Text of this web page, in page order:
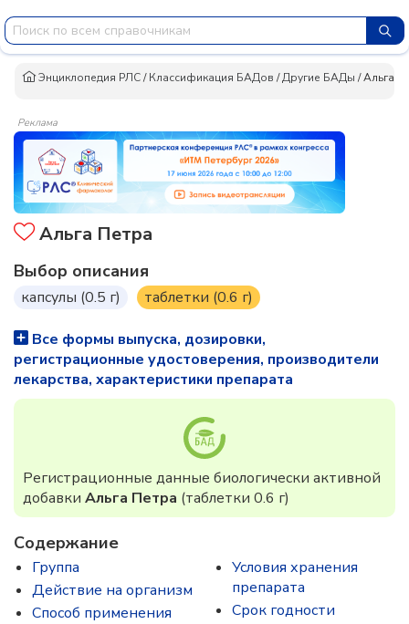
Энциклопедия РЛС/Классификация БАДов /Другие БАДы /Альга
Реклама
Альга Петра
Выбор описания
капсулы (0.5 г) таблетки (0.6 г)
Все формы выпуска, дозировки,
регистрационные удостоверения, производители
лекарства, характеристики препарата
Регистрационные данные биологически активной
добавки Альга Петра (таблетки 0.6 г)
Содержание
Группа
Действие на организм
Способ применения
Условия хранения
препарата
Срок годности